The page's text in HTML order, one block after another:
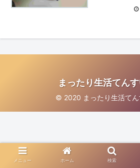
まったり生活てん
© 2020 まったり生活てん
メニュー ホーム 検索